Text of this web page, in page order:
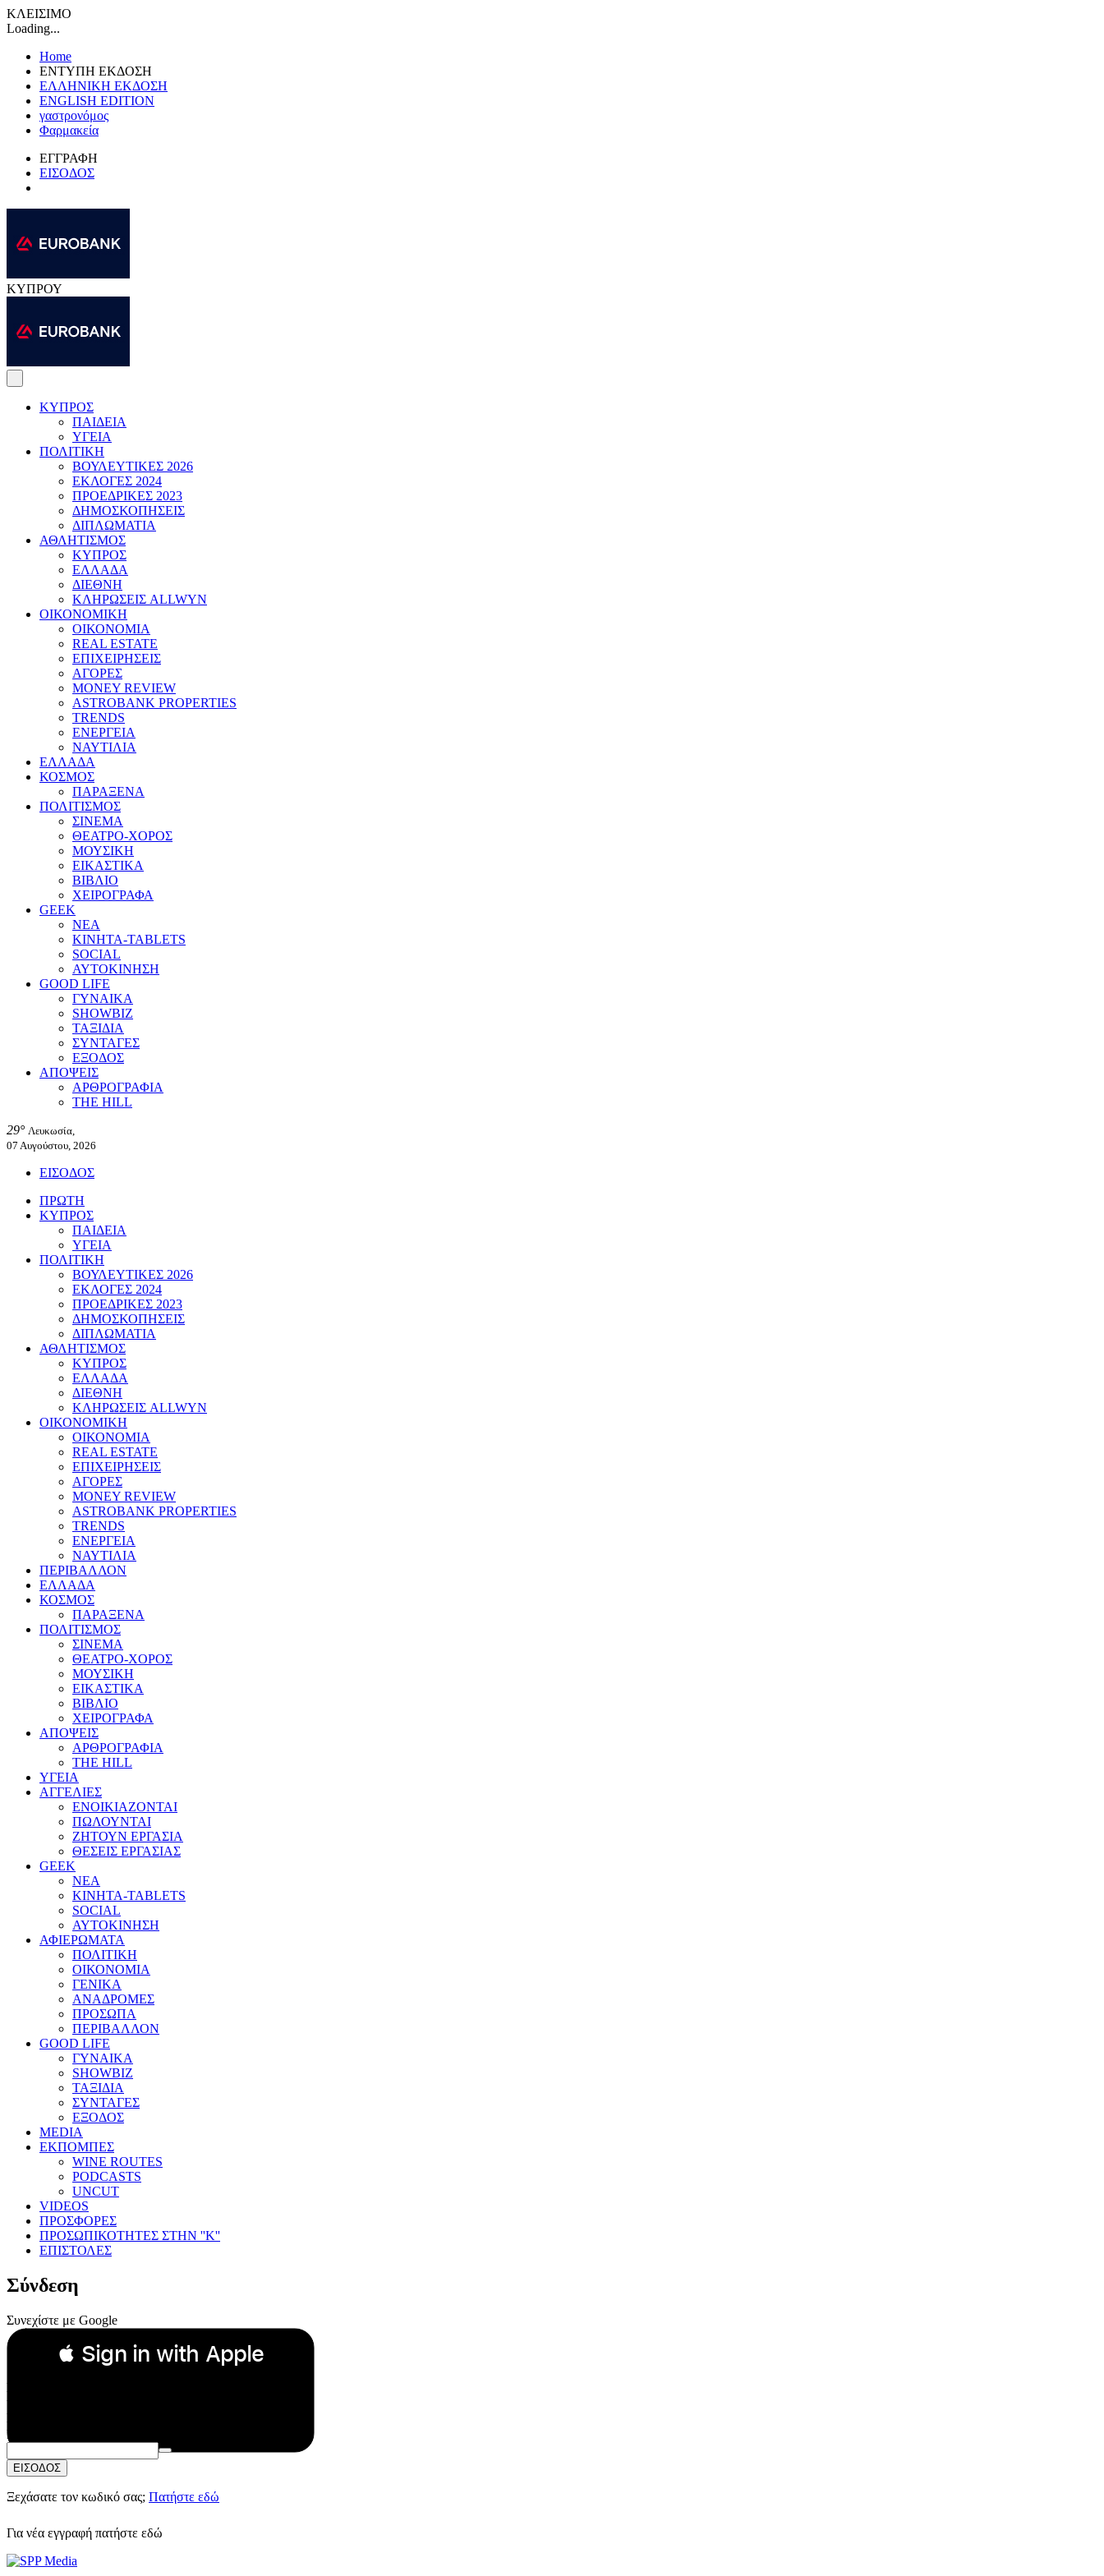
ΚΛΕΙΣΙΜΟ
Loading...
Home
ΕΝΤΥΠΗ ΕΚΔΟΣΗ
ΕΛΛΗΝΙΚΗ ΕΚΔΟΣΗ
ENGLISH EDITION
γαστρονόμος
Φαρμακεία
ΕΓΓΡΑΦΗ
ΕΙΣΟΔΟΣ
ΚΥΠΡΟΥ
ΚΥΠΡΟΣ
ΠΑΙΔΕΙΑ
ΥΓΕΙΑ
ΠΟΛΙΤΙΚΗ
ΒΟΥΛΕΥΤΙΚΕΣ 2026
ΕΚΛΟΓΕΣ 2024
ΠΡΟΕΔΡΙΚΕΣ 2023
ΔΗΜΟΣΚΟΠΗΣΕΙΣ
ΔΙΠΛΩΜΑΤΙΑ
ΑΘΛΗΤΙΣΜΟΣ
ΚΥΠΡΟΣ
ΕΛΛΑΔΑ
ΔΙΕΘΝΗ
ΚΛΗΡΩΣΕΙΣ ALLWYN
ΟΙΚΟΝΟΜΙΚΗ
ΟΙΚΟΝΟΜΙΑ
REAL ESTATE
ΕΠΙΧΕΙΡΗΣΕΙΣ
ΑΓΟΡΕΣ
MONEY REVIEW
ASTROBANK PROPERTIES
TRENDS
ΕΝΕΡΓΕΙΑ
ΝΑΥΤΙΛΙΑ
ΕΛΛΑΔΑ
ΚΟΣΜΟΣ
ΠΑΡΑΞΕΝΑ
ΠΟΛΙΤΙΣΜΟΣ
ΣΙΝΕΜΑ
ΘΕΑΤΡΟ-ΧΟΡΟΣ
ΜΟΥΣΙΚΗ
ΕΙΚΑΣΤΙΚΑ
ΒΙΒΛΙΟ
ΧΕΙΡΟΓΡΑΦΑ
GEEK
ΝΕΑ
ΚΙΝΗΤΑ-TABLETS
SOCIAL
ΑΥΤΟΚΙΝΗΣΗ
GOOD LIFE
ΓΥΝΑΙΚΑ
SHOWBIZ
ΤΑΞΙΔΙΑ
ΣΥΝΤΑΓΕΣ
ΕΞΟΔΟΣ
ΑΠΟΨΕΙΣ
ΑΡΘΡΟΓΡΑΦΙΑ
THE HILL
29° Λευκωσία,
07 Αυγούστου, 2026
ΕΙΣΟΔΟΣ
ΠΡΩΤΗ
ΚΥΠΡΟΣ
ΠΑΙΔΕΙΑ
ΥΓΕΙΑ
ΠΟΛΙΤΙΚΗ
ΒΟΥΛΕΥΤΙΚΕΣ 2026
ΕΚΛΟΓΕΣ 2024
ΠΡΟΕΔΡΙΚΕΣ 2023
ΔΗΜΟΣΚΟΠΗΣΕΙΣ
ΔΙΠΛΩΜΑΤΙΑ
ΑΘΛΗΤΙΣΜΟΣ
ΚΥΠΡΟΣ
ΕΛΛΑΔΑ
ΔΙΕΘΝΗ
ΚΛΗΡΩΣΕΙΣ ALLWYN
ΟΙΚΟΝΟΜΙΚΗ
ΟΙΚΟΝΟΜΙΑ
REAL ESTATE
ΕΠΙΧΕΙΡΗΣΕΙΣ
ΑΓΟΡΕΣ
MONEY REVIEW
ASTROBANK PROPERTIES
TRENDS
ΕΝΕΡΓΕΙΑ
ΝΑΥΤΙΛΙΑ
ΠΕΡΙΒΑΛΛΟΝ
ΕΛΛΑΔΑ
ΚΟΣΜΟΣ
ΠΑΡΑΞΕΝΑ
ΠΟΛΙΤΙΣΜΟΣ
ΣΙΝΕΜΑ
ΘΕΑΤΡΟ-ΧΟΡΟΣ
ΜΟΥΣΙΚΗ
ΕΙΚΑΣΤΙΚΑ
ΒΙΒΛΙΟ
ΧΕΙΡΟΓΡΑΦΑ
ΑΠΟΨΕΙΣ
ΑΡΘΡΟΓΡΑΦΙΑ
THE HILL
ΥΓΕΙΑ
ΑΓΓΕΛΙΕΣ
ΕΝΟΙΚΙΑΖΟΝΤΑΙ
ΠΩΛΟΥΝΤΑΙ
ΖΗΤΟΥΝ ΕΡΓΑΣΙΑ
ΘΕΣΕΙΣ ΕΡΓΑΣΙΑΣ
GEEK
ΝΕΑ
ΚΙΝΗΤΑ-TABLETS
SOCIAL
ΑΥΤΟΚΙΝΗΣΗ
ΑΦΙΕΡΩΜΑΤΑ
ΠΟΛΙΤΙΚΗ
ΟΙΚΟΝΟΜΙΑ
ΓΕΝΙΚΑ
ΑΝΑΔΡΟΜΕΣ
ΠΡΟΣΩΠΑ
ΠΕΡΙΒΑΛΛΟΝ
GOOD LIFE
ΓΥΝΑΙΚΑ
SHOWBIZ
ΤΑΞΙΔΙΑ
ΣΥΝΤΑΓΕΣ
ΕΞΟΔΟΣ
MEDIA
ΕΚΠΟΜΠΕΣ
WINE ROUTES
PODCASTS
UNCUT
VIDEOS
ΠΡΟΣΦΟΡΕΣ
ΠΡΟΣΩΠΙΚΟΤΗΤΕΣ ΣΤΗΝ ''Κ''
ΕΠΙΣΤΟΛΕΣ
Σύνδεση
Συνεχίστε με Google
 Sign in with Apple
Συνεχίστε με Apple
ή
Email:
Κωδικός Πρόσβασης:
ΕΙΣΟΔΟΣ
Ξεχάσατε τον κωδικό σας; Πατήστε εδώ
Για νέα εγγραφή πατήστε εδώ